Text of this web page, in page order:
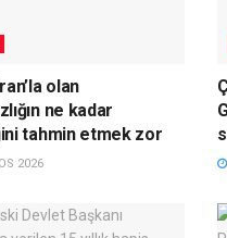
olan
ne kadar
tahmin etmek zor
2026